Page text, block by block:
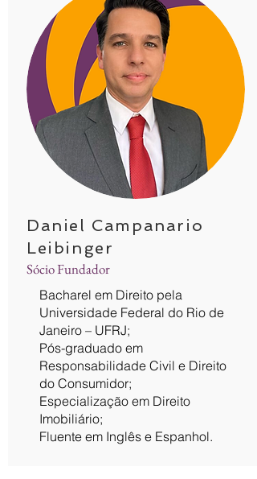
Daniel Campanario
Leibinger
Sócio Fundador
Bacharel em Direito pela
Universidade Federal do Rio de
Janeiro – UFRJ;
Pós-graduado em
Responsabilidade Civil e Direito
do Consumidor;
Especialização em Direito
Imobiliário;
Fluente em Inglês e Espanhol.